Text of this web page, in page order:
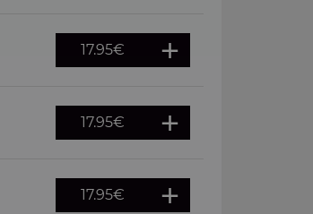
17.95€
17.95€
17.95€